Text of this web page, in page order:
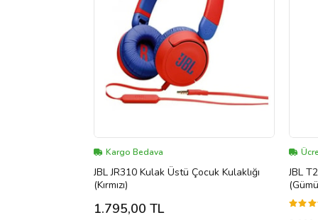
Kargo Bedava
JBL JR310 Kulak Üstü Çocuk Kulaklığı
(Kırmızı)
1.795,00 TL
JBL